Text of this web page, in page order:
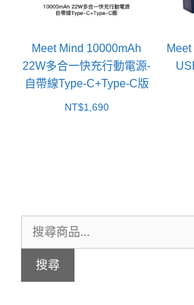
Meet Mind 10000mAh
22W多合一快充行動電源-
自帶線Type-C+Type-C版
NT$1,690
尋
搜尋